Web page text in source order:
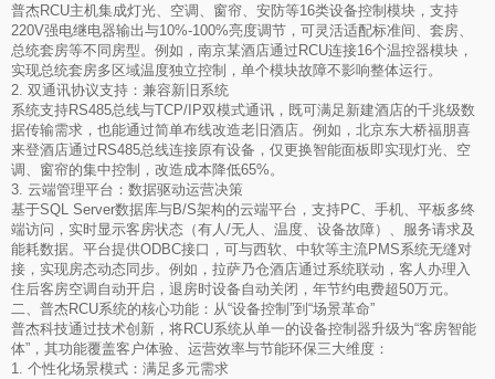
普杰RCU主机集成灯光、空调、窗帘、安防等16类设备控制模块，支持
220V强电继电器输出与10%-100%亮度调节，可灵活适配标准间、套房、
总统套房等不同房型。例如，南京某酒店通过RCU连接16个温控器模块，
实现总统套房多区域温度独立控制，单个模块故障不影响整体运行。
2. 双通讯协议支持：兼容新旧系统
系统支持RS485总线与TCP/IP双模式通讯，既可满足新建酒店的千兆级数
据传输需求，也能通过简单布线改造老旧酒店。例如，北京东大桥福朋喜
来登酒店通过RS485总线连接原有设备，仅更换智能面板即实现灯光、空
调、窗帘的集中控制，改造成本降低65%。
3. 云端管理平台：数据驱动运营决策
基于SQL Server数据库与B/S架构的云端平台，支持PC、手机、平板多终
端访问，实时显示客房状态（有人/无人、温度、设备故障）、服务请求及
能耗数据。平台提供ODBC接口，可与西软、中软等主流PMS系统无缝对
接，实现房态动态同步。例如，拉萨乃仓酒店通过系统联动，客人办理入
住后客房空调自动开启，退房时设备自动关闭，年节约电费超50万元。
二、普杰RCU系统的核心功能：从“设备控制”到“场景革命”
普杰科技通过技术创新，将RCU系统从单一的设备控制器升级为“客房智能
体”，其功能覆盖客户体验、运营效率与节能环保三大维度：
1. 个性化场景模式：满足多元需求